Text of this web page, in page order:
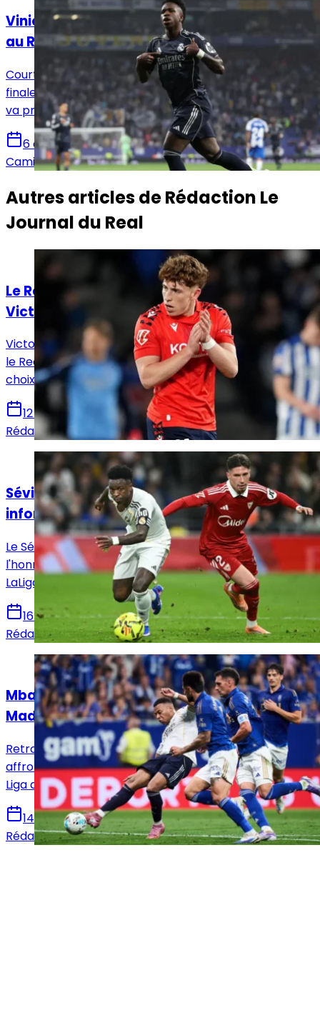
Vinicius Jr a décidé de prolonger l’aventure
au Real Madrid !
Courtisé avec insistance par Arsenal, Vinicius Jr a
finalement choisi de rester au Real Madrid. Le Brésilien
va prolonger son aventure avec les Merengues.
6 août 2026
Camille Santos
Autres articles deRédaction Le
Journal du Real
Le Real Madrid face à un dilemme pour
Victor Muñoz
Victor Muñoz attire les regards en Navarre, tandis que
le Real Madrid prépare un possible rapatriement, un
choix qui pourrait remodeler l’offensive madrilène.
12 juin 2026
Rédaction Le Journal du Real
Actualités
Séville - Real Madrid : Horaire, chaînes et
informations sur le match !
Le Séville FC reçoit ce dimanche le Real Madrid en
l'honneur de la 37e et avant-dernière journée de
LaLiga. Voici toutes les infos pour suivre la rencontre.
16 mai 2026
Rédaction Le Journal du Real
Actualités
Mbappé sur le banc : le XI titulaire du Real
Madrid face au Real Oviedo !
Retrouvez la composition officielle du Real Madrid pour
affronter le Real Oviedo en vue de la 36e journée de
Liga avec notamment le retour de Mbappé.
14 mai 2026
Rédaction Le Journal du Real